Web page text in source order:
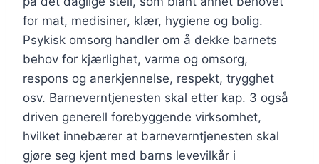
for mat, medisiner, klær, hygiene og bolig.
Psykisk omsorg handler om å dekke barnets
behov for kjærlighet, varme og omsorg,
respons og anerkjennelse, respekt, trygghet
osv. Barneverntjenesten skal etter kap. 3 også
driven generell forebyggende virksomhet,
hvilket innebærer at barneverntjenesten skal
gjøre seg kjent med barns levevilkår i